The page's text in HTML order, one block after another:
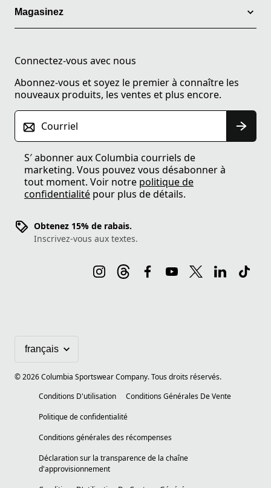
Magasinez
Connectez-vous avec nous
Abonnez-vous et soyez le premier à connaître les
nouveaux produits, les ventes et plus encore.
Courriel
S′ abonner aux Columbia courriels de
marketing. Vous pouvez vous désabonner à
tout moment. Voir notre politique de
confidentialité pour plus de détails.
Obtenez 15% de rabais.
Inscrivez-vous aux textes.
©2026Columbia Sportswear Company. Tous droits réservés.
Conditions D'utilisation
Conditions Générales De Vente
Politique de confidentialité
Conditions générales des récompenses
Déclaration sur la transparence de la chaîne
d'approvisionnement